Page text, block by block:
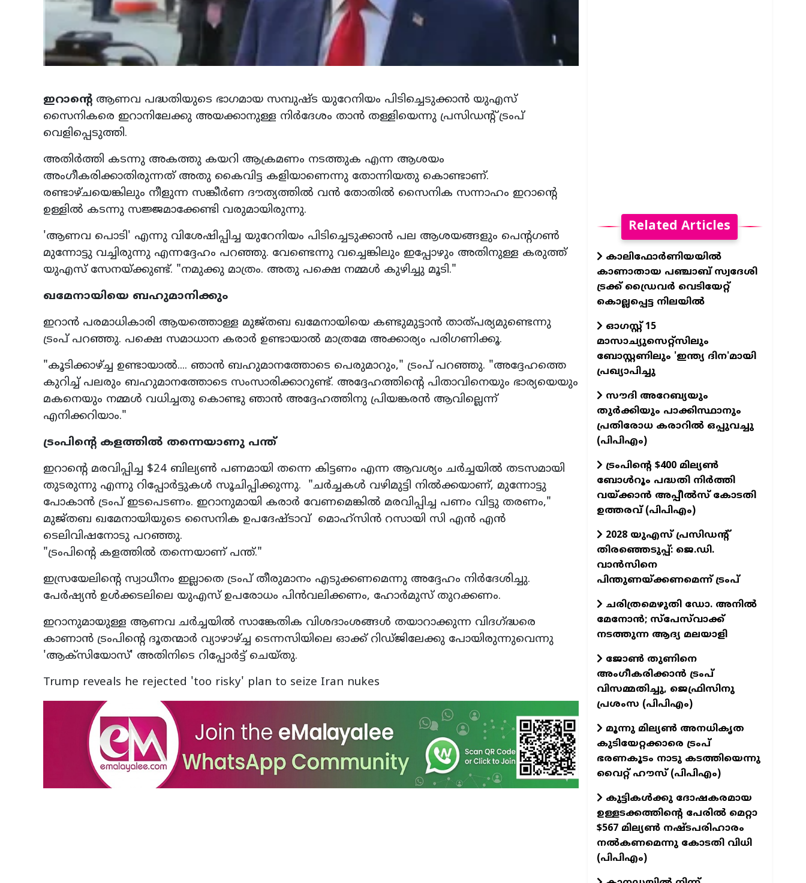
ഇറാന്റെ ആണവ പദ്ധതിയുടെ ഭാഗമായ സമ്പുഷ്ട യുറേനിയം പിടിച്ചെടുക്കാൻ യുഎസ്
സൈനികരെ ഇറാനിലേക്കു അയക്കാനുള്ള നിർദേശം താൻ തള്ളിയെന്നു പ്രസിഡന്റ് ട്രംപ്
വെളിപ്പെടുത്തി.
അതിർത്തി കടന്നു അകത്തു കയറി ആക്രമണം നടത്തുക എന്ന ആശയം
അംഗീകരിക്കാതിരുന്നത് അതു കൈവിട്ട കളിയാണെന്നു തോന്നിയതു കൊണ്ടാണ്.
രണ്ടാഴ്ചയെങ്കിലും നീളുന്ന സങ്കീർണ ദൗത്യത്തിൽ വൻ തോതിൽ സൈനിക സന്നാഹം ഇറാന്റെ
ഉള്ളിൽ കടന്നു സജ്ജമാക്കേണ്ടി വരുമായിരുന്നു.
'ആണവ പൊടി' എന്നു വിശേഷിപ്പിച്ച യുറേനിയം പിടിച്ചെടുക്കാൻ പല ആശയങ്ങളും പെന്റഗൺ
മുന്നോട്ടു വച്ചിരുന്നു എന്നദ്ദേഹം പറഞ്ഞു. വേണ്ടെന്നു വച്ചെങ്കിലും ഇപ്പോഴും അതിനുള്ള കരുത്ത്
യുഎസ് സേനയ്ക്കുണ്ട്. "നമുക്കു മാത്രം. അതു പക്ഷെ നമ്മൾ കുഴിച്ചു മൂടി."
ഖമേനായിയെ ബഹുമാനിക്കും
ഇറാൻ പരമാധികാരി ആയത്തൊള്ള മുജ്‌തബ ഖമേനായിയെ കണ്ടുമുട്ടാൻ താത്പര്യമുണ്ടെന്നു
ട്രംപ് പറഞ്ഞു. പക്ഷെ സമാധാന കരാർ ഉണ്ടായാൽ മാത്രമേ അക്കാര്യം പരിഗണിക്കൂ.
"കൂടിക്കാഴ്ച്ച ഉണ്ടായാൽ.... ഞാൻ ബഹുമാനത്തോടെ പെരുമാറും," ട്രംപ് പറഞ്ഞു. "അദ്ദേഹത്തെ
കുറിച്ച് പലരും ബഹുമാനത്തോടെ സംസാരിക്കാറുണ്ട്. അദ്ദേഹത്തിന്റെ പിതാവിനെയും ഭാര്യയെയും
മകനെയും നമ്മൾ വധിച്ചതു കൊണ്ടു ഞാൻ അദ്ദേഹത്തിനു പ്രിയങ്കരൻ ആവില്ലെന്ന്
എനിക്കറിയാം."
ട്രംപിന്റെ കളത്തിൽ തന്നെയാണു പന്ത്
ഇറാന്റെ മരവിപ്പിച്ച $24 ബില്യൺ പണമായി തന്നെ കിട്ടണം എന്ന ആവശ്യം ചർച്ചയിൽ തടസമായി
തുടരുന്നു എന്നു റിപ്പോർട്ടുകൾ സൂചിപ്പിക്കുന്നു. "ചർച്ചകൾ വഴിമുട്ടി നിൽക്കയാണ്, മുന്നോട്ടു
പോകാൻ ട്രംപ് ഇടപെടണം. ഇറാനുമായി കരാർ വേണമെങ്കിൽ മരവിപ്പിച്ച പണം വിട്ടു തരണം,"
മുജ്‌തബ ഖമേനായിയുടെ സൈനിക ഉപദേഷ്ടാവ് മൊഹ്‌സിൻ റസായി സി എൻ എൻ
ടെലിവിഷനോടു പറഞ്ഞു.
"ട്രംപിന്റെ കളത്തിൽ തന്നെയാണ് പന്ത്."
ഇസ്രയേലിന്റെ സ്വാധീനം ഇല്ലാതെ ട്രംപ് തീരുമാനം എടുക്കണമെന്നു അദ്ദേഹം നിർദേശിച്ചു.
പേർഷ്യൻ ഉൾക്കടലിലെ യുഎസ് ഉപരോധം പിൻവലിക്കണം, ഹോർമുസ് തുറക്കണം.
ഇറാനുമായുള്ള ആണവ ചർച്ചയിൽ സാങ്കേതിക വിശദാംശങ്ങൾ തയാറാക്കുന്ന വിദഗ്ദ്ധരെ
കാണാൻ ട്രംപിന്റെ ദൂതന്മാർ വ്യാഴാഴ്ച്ച ടെന്നസിയിലെ ഓക്ക് റിഡ്ജിലേക്കു പോയിരുന്നുവെന്നു
'ആക്‌സിയോസ്' അതിനിടെ റിപ്പോർട്ട് ചെയ്തു.
Trump reveals he rejected 'too risky' plan to seize Iran nukes
Related Articles
കാലിഫോര്‍ണിയയില്‍
കാണാതായ പഞ്ചാബ് സ്വദേശി
ട്രക്ക് ഡ്രൈവര്‍ വെടിയേറ്റ്
കൊല്ലപ്പെട്ട നിലയില്‍
ഓഗസ്റ്റ് 15
മാസാച്യുസെറ്റ്സിലും
ബോസ്റ്റണിലും 'ഇന്ത്യ ദിന'മായി
പ്രഖ്യാപിച്ചു
സൗദി അറേബ്യയും
തുർക്കിയും പാക്കിസ്ഥാനും
പ്രതിരോധ കരാറിൽ ഒപ്പുവച്ചു
(പിപിഎം)
ട്രംപിന്റെ $400 മില്യൺ
ബോൾറൂം പദ്ധതി നിർത്തി
വയ്ക്കാൻ അപ്പീൽസ് കോടതി
ഉത്തരവ് (പിപിഎം)
2028 യുഎസ് പ്രസിഡന്റ്
തിരഞ്ഞെടുപ്പ്: ജെ.ഡി.
വാൻസിനെ
പിന്തുണയ്ക്കണമെന്ന് ട്രംപ്
ചരിത്രമെഴുതി ഡോ. അനിൽ
മേനോൻ; സ്പേസ്‌വാക്ക്
നടത്തുന്ന ആദ്യ മലയാളി
ജോൺ തുണിനെ
അംഗീകരിക്കാൻ ട്രംപ്
വിസമ്മതിച്ചു, ജെഫ്രിസിനു
പ്രശംസ (പിപിഎം)
മൂന്നു മില്യൺ അനധികൃത
കുടിയേറ്റക്കാരെ ട്രംപ്
ഭരണകൂടം നാടു കടത്തിയെന്നു
വൈറ്റ് ഹൗസ് (പിപിഎം)
കുട്ടികൾക്കു ദോഷകരമായ
ഉള്ളടക്കത്തിന്റെ പേരിൽ മെറ്റാ
$567 മില്യൺ നഷ്ടപരിഹാരം
നൽകണമെന്നു കോടതി വിധി
(പിപിഎം)